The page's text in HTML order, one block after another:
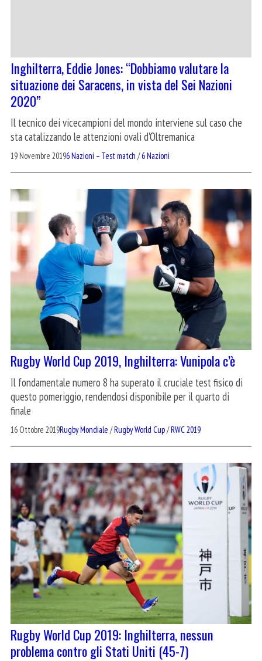
Inghilterra, Eddie Jones: “Dobbiamo valutare la
situazione dei Saracens, in vista del Sei Nazioni
2020”
Il tecnico dei vicecampioni del mondo interviene sul caso che
sta catalizzando le attenzioni ovali d'Oltremanica
19 Novembre 20196 Nazioni – Test match /6 Nazioni
Rugby World Cup 2019, Inghilterra: Vunipola c’è
Il fondamentale numero 8 ha superato il cruciale test fisico di
questo pomeriggio, rendendosi disponibile per il quarto di
finale
16 Ottobre 2019Rugby Mondiale /Rugby World Cup/RWC 2019
Rugby World Cup 2019: Inghilterra, nessun
problema contro gli Stati Uniti (45-7)